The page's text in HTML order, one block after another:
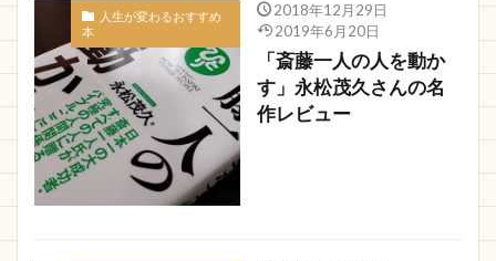
人生が変わるおすすめ
本
2018年12月29日
2019年6月20日
「斎藤一人の人を動か
す」永松茂久さんの名
作レビュー